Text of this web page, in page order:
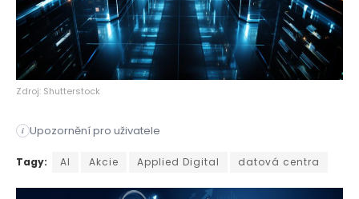
Zdroj: Shutterstock
i Upozornění pro uživatele
Akcie společnosti Applied Digital v pondělí zaznamenaly
Tagy: AI Akcie Applied Digital datová centra